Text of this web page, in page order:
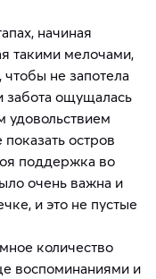
начиная
такими мелочами,
не запотела
забота ощущалась
удовольствием
остров
поддержка во
очень важна и
и это не пустые
количество
воспоминаниями и